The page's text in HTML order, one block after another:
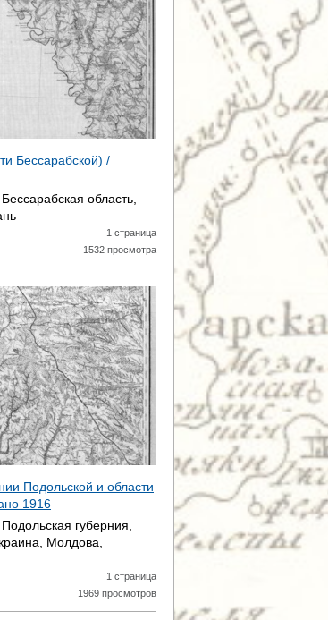
Бессарабской) /
Бессарабская область,
1 страница
1532 просмотра
Подольской и области
1916
Подольская губерния,
Молдова,
1 страница
1969 просмотров